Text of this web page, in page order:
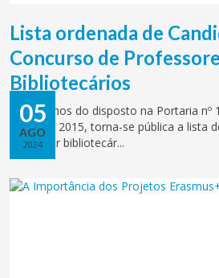
05
AGO
2024
Lista ordenada de
Concurso de
Bibliotecários
Nos termos do disposto na Portaria nº
junho de 2015, torna-se pública a lista
professor bibliotecár...